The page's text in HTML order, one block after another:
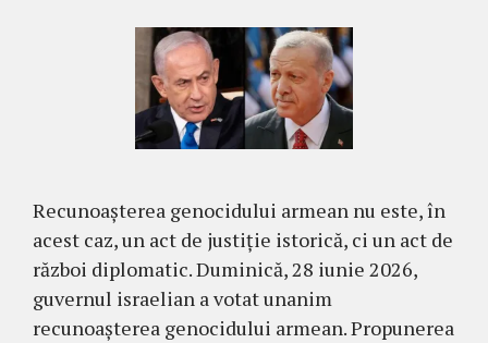
Recunoașterea genocidului armean nu este, în
acest caz, un act de justiție istorică, ci un act de
război diplomatic. Duminică, 28 iunie 2026,
guvernul israelian a votat unanim
recunoașterea genocidului armean. Propunerea